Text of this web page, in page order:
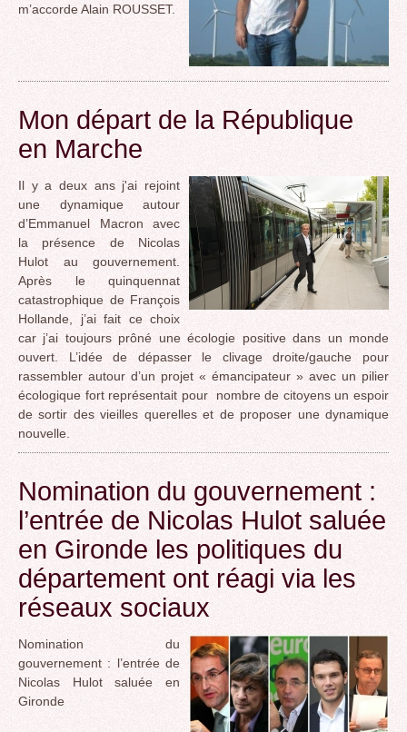
m’accorde Alain ROUSSET.
Mon départ de la République
en Marche
Il y a deux ans j'ai rejoint
une dynamique autour
d’Emmanuel Macron avec
la présence de Nicolas
Hulot au gouvernement.
Après le quinquennat
catastrophique de François
Hollande, j’ai fait ce choix
car j’ai toujours prôné une écologie positive dans un monde
ouvert. L’idée de dépasser le clivage droite/gauche pour
rassembler autour d’un projet « émancipateur » avec un pilier
écologique fort représentait pour nombre de citoyens un espoir
de sortir des vieilles querelles et de proposer une dynamique
nouvelle.
Nomination du gouvernement :
l’entrée de Nicolas Hulot saluée
en Gironde les politiques du
département ont réagi via les
réseaux sociaux
Nomination du
gouvernement : l’entrée de
Nicolas Hulot saluée en
Gironde